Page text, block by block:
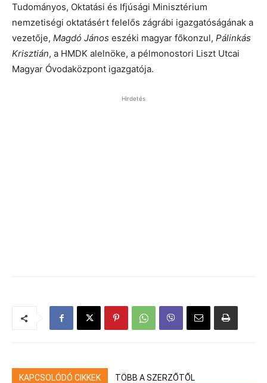
Tudományos, Oktatási és Ifjúsági Minisztérium
nemzetiségi oktatásért felelős zágrábi igazgatóságának a
vezetője, Magdó János eszéki magyar főkonzul, Pálinkás
Krisztián, a HMDK alelnöke, a pélmonostori Liszt Utcai
Magyar Óvodaközpont igazgatója.
Hirdetés
KAPCSOLÓDÓ CIKKEK TÖBB A SZERZŐTŐL